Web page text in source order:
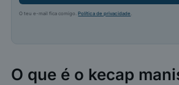
O teu e-mail fica comigo.Política de privacidade
O que é o kecap